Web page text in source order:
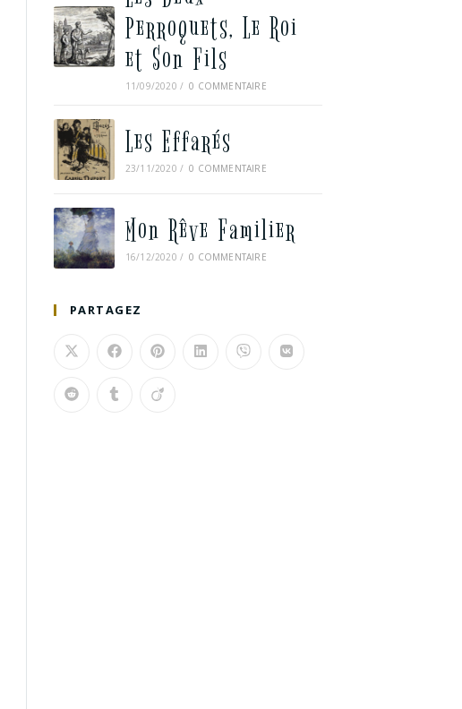
Perroquets, Le Roi
et Son Fils
11/09/2020 / 0 COMMENTAIRE
Les Effarés
23/11/2020 / 0 COMMENTAIRE
Mon Rêve Familier
16/12/2020 / 0 COMMENTAIRE
PARTAGEZ